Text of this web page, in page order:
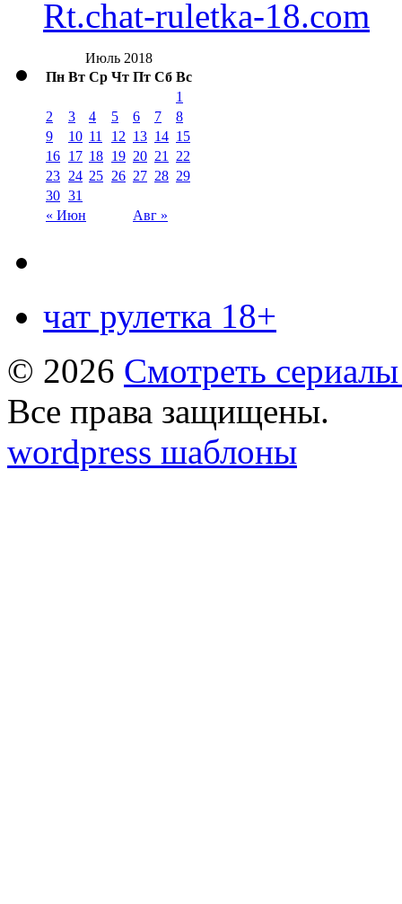
Rt.chat-ruletka-18.com
Июль 2018
Пн Вт Ср Чт Пт Сб Вс
« Июн Авг »
1
2
3 4 5 6 7
8
9
10 11 12 13 14 15
16 17 18 19 20 21
22
23 24 25 26 27 28 29
30 31
чат рулетка 18+
© 2026 Смотреть
Все права защищены.
wordpress шаблоны